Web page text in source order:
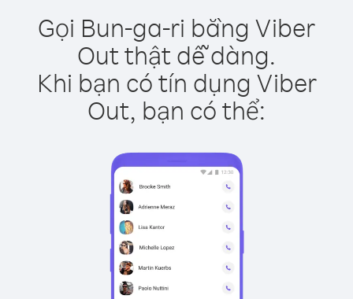
Gọi Bun-ga-ri bằng Viber
Out thật dễ dàng.
Khi bạn có tín dụng Viber
Out, bạn có thể: